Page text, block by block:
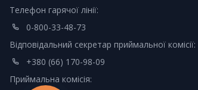
Телефон гарячої лінії:
0-800-33-48-73
Відповідальний секретар приймальної комісії:
+380 (66) 170-98-09
Приймальна комісія: